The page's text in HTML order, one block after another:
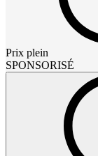
Prix plein
SPONSORISÉ